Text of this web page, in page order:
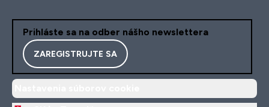
Prihláste sa na odber nášho newslettera
ZAREGISTRUJTE SA